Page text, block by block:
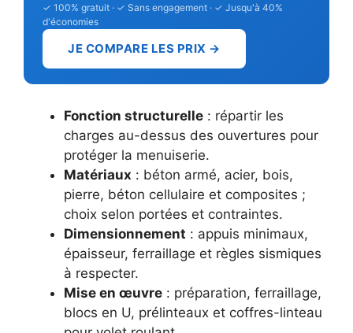
✓ 100% gratuit · ✓ Sans engagement · ✓ Jusqu'à 40%
d'économies
JE COMPARE LES PRIX →
Fonction structurelle : répartir les
charges au-dessus des ouvertures pour
protéger la menuiserie.
Matériaux : béton armé, acier, bois,
pierre, béton cellulaire et composites ;
choix selon portées et contraintes.
Dimensionnement : appuis minimaux,
épaisseur, ferraillage et règles sismiques
à respecter.
Mise en œuvre : préparation, ferraillage,
blocs en U, prélinteaux et coffres-linteau